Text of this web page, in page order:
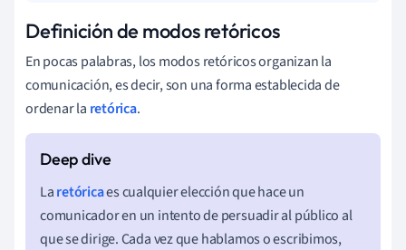
Definición de modos retóricos
En pocas palabras, los modos retóricos organizan la
comunicación, es decir, son una forma establecida de
ordenar la retórica.
Laretóricaes cualquier elección que hace un
comunicador en un intento de persuadir al público al
que se dirige. Cada vez que hablamos o escribimos,